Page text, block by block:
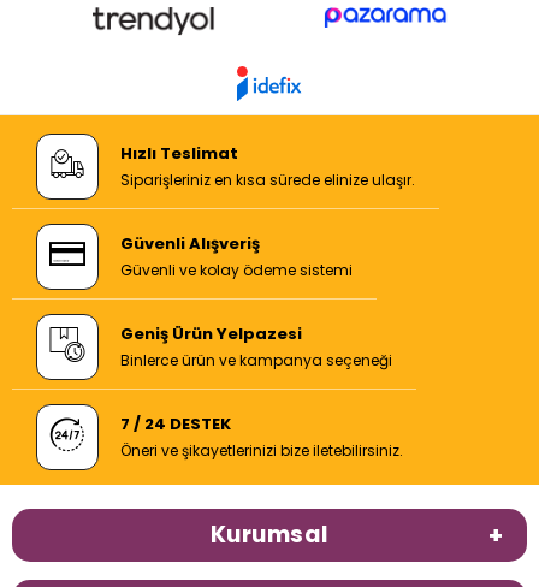
Hızlı Teslimat
Siparişleriniz en kısa sürede elinize ulaşır.
Güvenli Alışveriş
Güvenli ve kolay ödeme sistemi
Geniş Ürün Yelpazesi
Binlerce ürün ve kampanya seçeneği
7 / 24 DESTEK
Öneri ve şikayetlerinizi bize iletebilirsiniz.
Kurumsal